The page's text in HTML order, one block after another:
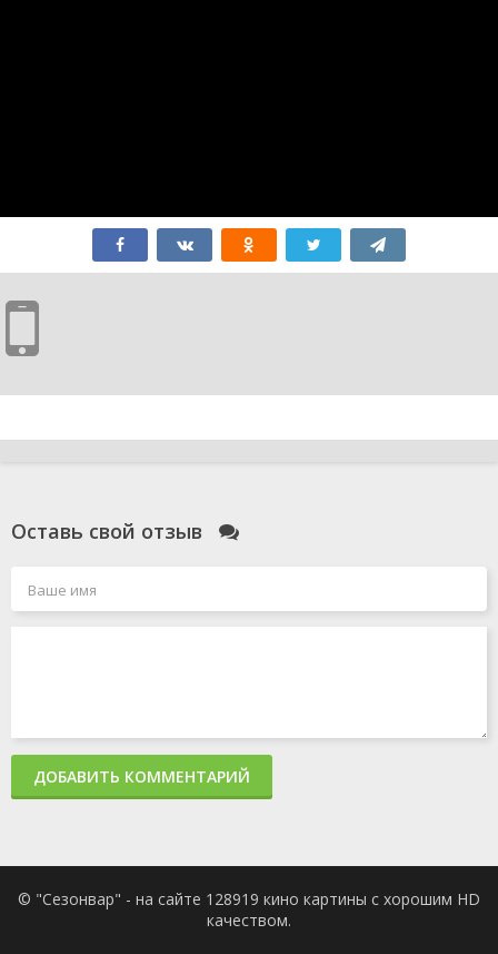
Оставь свой отзыв
ДОБАВИТЬ КОММЕНТАРИЙ
© "Сезонвар" - на сайте 128919 кино картины с хорошим HD
качеством.